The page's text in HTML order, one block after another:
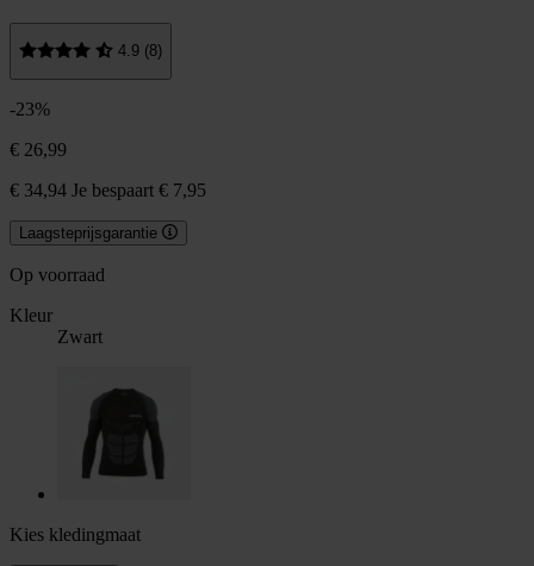
4.9 (8)
-23%
€ 26,99
€ 34,94 Je bespaart € 7,95
Laagsteprijsgarantie
Op voorraad
Kleur
Zwart
Kies kledingmaat